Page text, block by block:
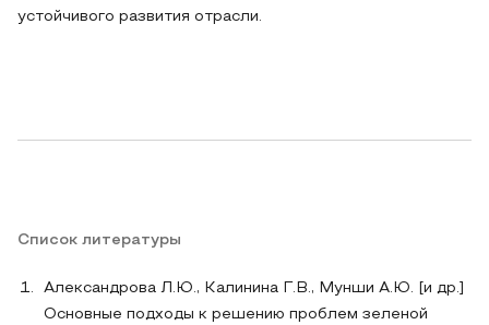
устойчивого развития отрасли.
Список литературы
Александрова Л.Ю., Калинина Г.В., Мунши А.Ю. [и др.]
Основные подходы к решению проблем зеленой